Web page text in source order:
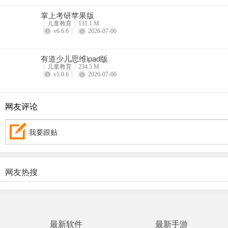
掌上考研苹果版
儿童教育
131.1 M
v6.6.6
2026-07-06
有道少儿思维ipad版
儿童教育
234.5 M
v5.0.6
2026-07-06
网友评论
我要跟贴
网友热搜
最新软件 最新手游